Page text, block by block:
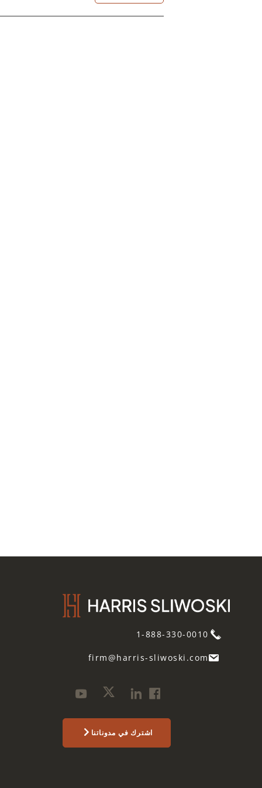
1-888-330-0010
firm@harris-sliwoski.com
اشترك في مدوناتنا